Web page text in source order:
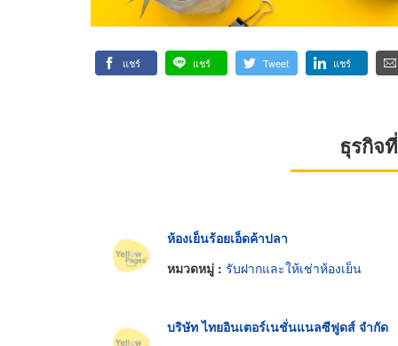
แชร์ แชร์ Tweet แชร์
ธุรกิจ
ห้องเย็นร้อยเอ็ดค้าปลา
หมวดหมู่ : รับฝากและให้เช่าห้องเย็น
บริษัท ไทยอินเตอร์เนชั่นแนลซีฟูดส์ จำกัด